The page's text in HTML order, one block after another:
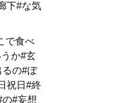
下#な気
で食べ
か#玄
るの#ぼ
祝日#終
#妄想